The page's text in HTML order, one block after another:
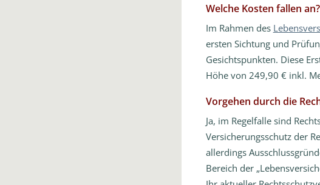
Welche Kosten fallen
Im Rahmen des
ersten Sichtung und
Gesichtspunkten. Diese
Höhe von 249,90 € inkl.
Vorgehen durch die
Ja, im Regelfalle sind
Versicherungsschutz der
allerdings
Bereich der